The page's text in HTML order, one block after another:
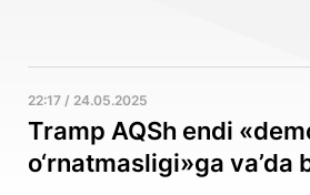
22:17 / 24.05.2025
Tramp AQSh endi
o‘rnatmasligi»ga va’da